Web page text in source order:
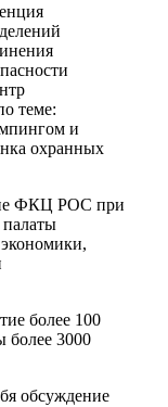
теме:
и
охранных
ФКЦ РОС при
более 100
более 3000
обсуждение